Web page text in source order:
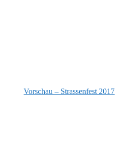
Vorschau – Strassenfest 2017